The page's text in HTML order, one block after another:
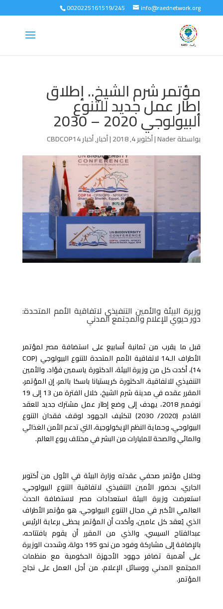
0020225161519/245 info@raednetwork.org
مؤتمر شرم الشيخ.. إطلاق
إطار عمل جديد للتنوع
البيولوجي 2020 – 2030
بواسطةNader
|أكتوبر 4, 2018 |أخبار,أخبار CBDCOP14
وزيرة البيئة والأمين التنفيذي لاتفاقية الأمم المتحدة:
دور حيوي للإعلام والمجتمع المدني
قبل ما يقرب من ثمانية أسابيع على استضافة مصر لمؤتمر
الأطراف الـ14 لاتفاقية الأمم المتحدة للتنوع البيولوجي (COP
14)، أكدت كل من وزيرة البيئة، الدكتورة ياسمين فؤاد، والأمين
التنفيذي للاتفاقية، الدكتورة كريستيانا باسكا بالمر، إن المؤتمر،
المقرر عقده في مدينة شرم الشيخ، خلال الفترة من 13 إلى 19
نوفمبر 2018، يهدف إلى وضع إطار عمل مشترك جديد للعقد
القادم (2020/ 2030) لتكثيف الجهود لوقف فقدان التنوع
البيولوجي، وحماية النظم الإيكولوجية، التي تدعم الأمن الغذائي
والمائي والصحة للمليارات من البشر في مختلف ربوع العالم.
وخلال مؤتمر صحفي عقدته وزارة البيئة في الأول من أكتوبر
الجاري، بحضور الأمين التنفيذي لاتفاقية التنوع البيولوجي،
استعرضت وزيرة البيئة استعدادات مصر لاستضافة الحدث
العالمي الأكبر في مجال التنوع البيولوجي، هو مؤتمر الأطراف
الذي يُعقد كل عامين، وأكدت أن المؤتمر يحظى برعاية الرئيس
عبدالفتاح السيسي، والذي من المقرر أن يقوم بافتتاحه،
بالإضافة إلى مشاركة وفود من نحو 195 دولة، وشددت الوزيرة
على أهمية تضافر جهود الأجهزة الحكومية مع منظمات
المجتمع المدني ووسائل الإعلام، من أجل العمل على نجاح
المؤتمر.